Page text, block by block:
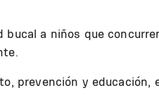
bucal a niños que
prevención y educación,